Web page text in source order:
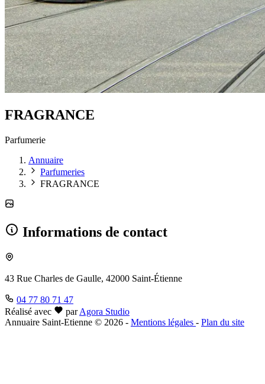
FRAGRANCE
Parfumerie
Annuaire
Parfumeries
FRAGRANCE
Informations de contact
43 Rue Charles de Gaulle, 42000 Saint-Étienne
04 77 80 71 47
Réalisé avec
par Agora Studio
Annuaire Saint-Etienne © 2026 - Mentions légales - Plan du site